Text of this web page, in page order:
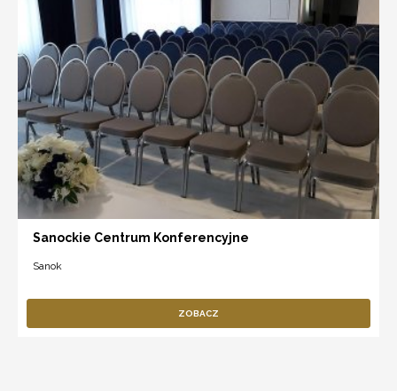
Sanockie Centrum Konferencyjne
Sanok
ZOBACZ